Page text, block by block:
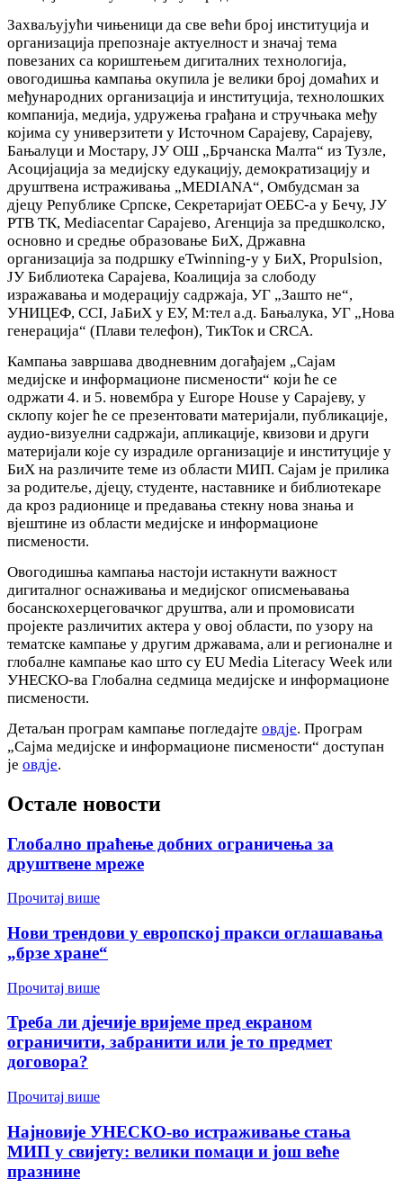
Захваљујући чињеници да све већи број институција и
организација препознаје актуелност и значај тема
повезаних са кориштењем дигиталних технологија,
овогодишња кампања окупила је велики број домаћих и
међународних организација и институција, технолошких
компанија, медија, удружења грађана и стручњака међу
којима су универзитети у Источном Сарајеву, Сарајеву,
Бањалуци и Мостару, ЈУ ОШ „Брчанска Малта“ из Тузле,
Асоцијација за медијску едукацију, демократизацију и
друштвена истраживања „MEDIANA“, Омбудсман за
дјецу Републике Српске, Секретаријат ОЕБС-а у Бечу, ЈУ
РТВ ТК, Mediacentar Сарајево, Агенција за предшколско,
основно и средње образовање БиХ, Државна
организација за подршку eTwinning-у у БиХ, Propulsion,
ЈУ Библиотека Сарајева, Коалиција за слободу
изражавања и модерацију садржаја, УГ „Зашто не“,
УНИЦЕФ, CCI, ЈаБиХ у ЕУ, М:тел а.д. Бањалука, УГ „Нова
генерација“ (Плави телефон), ТикТок и CRCA.
Кампања завршава дводневним догађајем „Сајам
медијске и информационе писмености“ који ће се
одржати 4. и 5. новембра у Europe House у Сарајеву, у
склопу којег ће се презентовати материјали, публикације,
аудио-визуелни садржаји, апликације, квизови и други
материјали које су израдиле организације и институције у
БиХ на различите теме из области МИП. Сајам је прилика
за родитеље, дјецу, студенте, наставнике и библиотекаре
да кроз радионице и предавања стекну нова знања и
вјештине из области медијске и информационе
писмености.
Овогодишња кампања настоји истакнути важност
дигиталног оснаживања и медијског описмењавања
босанскохерцеговачког друштва, али и промовисати
пројекте различитих актера у овој области, по узору на
тематске кампање у другим државама, али и регионалне и
глобалне кампање као што су EU Media Literacy Week или
УНЕСКО-ва Глобална седмица медијске и информационе
писмености.
Детаљан програм кампање погледајте овдје. Програм
„Сајма медијске и информационе писмености“ доступан
је овдје.
Остале новости
Глобално праћење добних ограничења за
друштвене мреже
Прочитај више
Нови трендови у европској пракси оглашавања
„брзе хране“
Прочитај више
Треба ли дјечије вријеме пред екраном
ограничити, забранити или је то предмет
договора?
Прочитај више
Најновије УНЕСКО-во истраживање стања
МИП у свијету: велики помаци и још веће
празнине